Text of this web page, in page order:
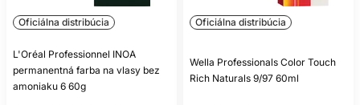
Oficiálna distribúcia
L'Oréal Professionnel INOA
permanentná farba na vlasy bez
amoniaku 6 60g
Oficiálna distribúcia
Wella Professionals Color Touch
Rich Naturals 9/97 60ml